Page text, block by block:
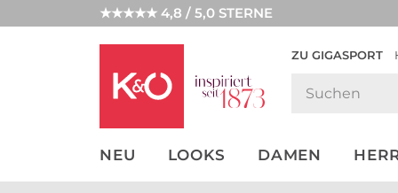
★★★★★ 4,8 / 5,0 STERNE
ZU GIGASPORT
NEU LOOKS DAMEN
NEW IN
WEDDING